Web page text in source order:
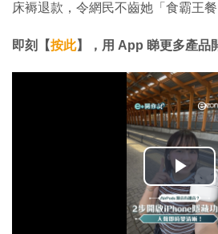
床褥退款，令網民不齒她「食霸王餐
即刻【按此】，用 App 睇更多產品
播
放